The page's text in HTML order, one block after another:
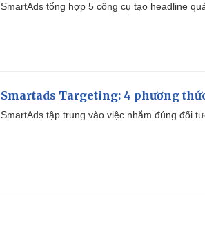
SmartAds tổng hợp 5 công cụ tạo headline
Smartads Targeting: 4 phương
SmartAds tập trung vào việc nhắm đúng đối